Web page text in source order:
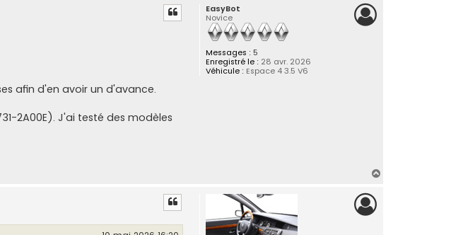
EasyBot
Novice
Messages : 5
Enregistré le : 28 avr. 2026
Véhicule : Espace 4 3.5 V6
afin d'en avoir un d'avance.
2A00E). J'ai testé des modèles